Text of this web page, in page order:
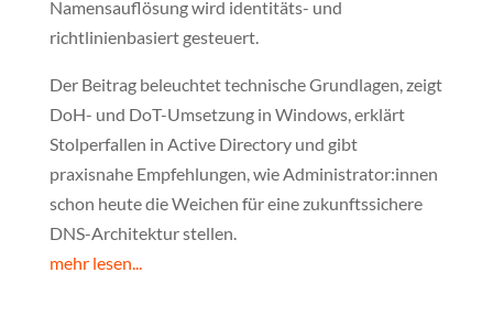
Namensauflösung wird identitäts- und
richtlinienbasiert gesteuert.
Der Beitrag beleuchtet technische Grundlagen, zeigt
DoH- und DoT-Umsetzung in Windows, erklärt
Stolperfallen in Active Directory und gibt
praxisnahe Empfehlungen, wie Administrator:innen
schon heute die Weichen für eine zukunftssichere
DNS-Architektur stellen.
mehr lesen...